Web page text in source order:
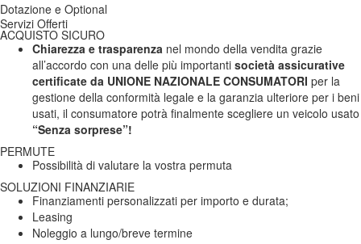
Dotazione e Optional
Servizi Offerti
ACQUISTO SICURO
Chiarezza e trasparenza nel mondo della vendita grazie
all’accordo con una delle più importanti società assicurative
certificate da UNIONE NAZIONALE CONSUMATORI per la
gestione della conformità legale e la garanzia ulteriore per i beni
usati, il consumatore potrà finalmente scegliere un veicolo usato
“Senza sorprese”!
PERMUTE
Possibilità di valutare la vostra permuta
SOLUZIONI FINANZIARIE
Finanziamenti personalizzati per importo e durata;
Leasing
Noleggio a lungo/breve termine